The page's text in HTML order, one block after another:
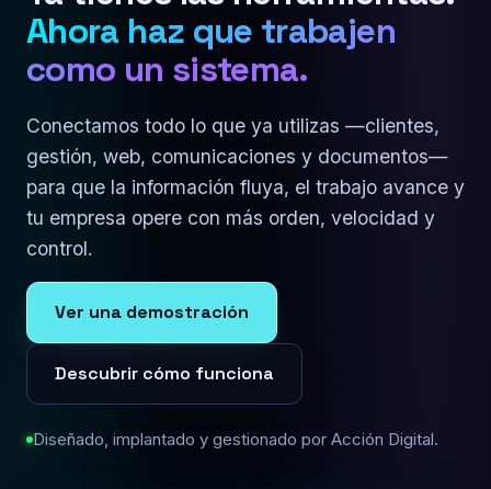
Ahora haz que trabajen
como un sistema.
Conectamos todo lo que ya utilizas —clientes,
gestión, web, comunicaciones y documentos—
para que la información fluya, el trabajo avance y
tu empresa opere con más orden, velocidad y
control.
Ver una demostración
Descubrir cómo funciona
Diseñado, implantado y gestionado por Acción Digital.